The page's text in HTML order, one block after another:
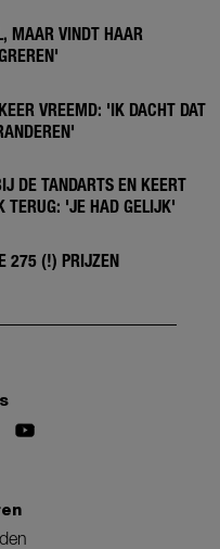
MAAR VINDT HAAR
VREEMD: 'IK DACHT DAT
DE TANDARTS EN KEERT
TERUG: 'JE HAD GELIJK'
275 (!) PRIJZEN